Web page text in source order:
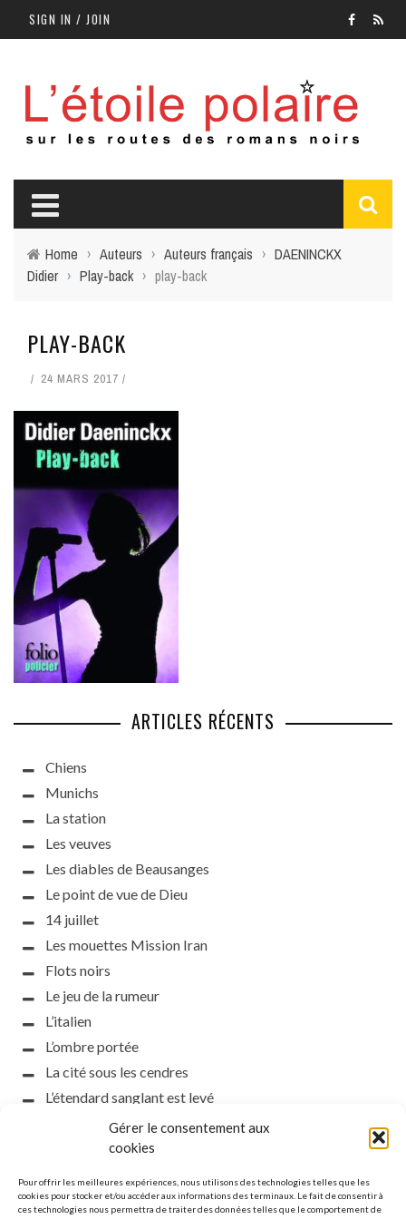
Gérer le consentement aux
cookies
Pour offrir les meilleures expériences, nous utilisons des technologies telles que les
cookies pour stocker et/ou accéder aux informations des terminaux. Le fait de consentir à
ces technologies nous permettra de traiter des données telles que le comportement de
SIGN IN / JOIN
Home › Auteurs › Auteurs français › DAENINCKX
Didier › Play-back › play-back
PLAY-BACK
24 MARS 2017
ARTICLES RÉCENTS
Chiens
Munichs
La station
Les veuves
Les diables de Beausanges
Le point de vue de Dieu
14 juillet
Les mouettes Mission Iran
Flots noirs
Le jeu de la rumeur
L’italien
L’ombre portée
La cité sous les cendres
L’étendard sanglant est levé
L’incident d’Helsinki
la petite fasciste
Loch noir